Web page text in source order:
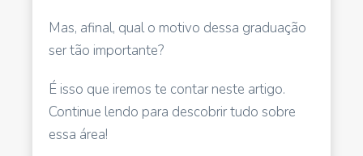
Mas, afinal, qual o motivo dessa graduação
ser tão importante?
É isso que iremos te contar neste artigo.
Continue lendo para descobrir tudo sobre
essa área!